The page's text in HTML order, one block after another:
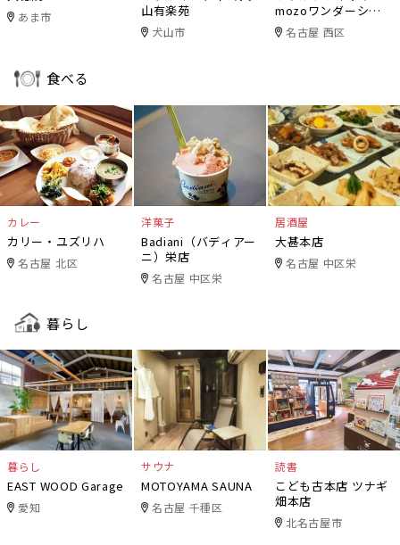
あま市
山有楽苑
犬山市
mozoワンダーシテ
ィ 名古屋 西区
食べる
カレー
カリー・ユズリハ
名古屋 北区
洋菓子
Badiani（バディアー
ニ）栄店
名古屋 中区栄
居酒屋
大甚本店
名古屋 中区栄
暮らし
暮らし
EAST WOOD Garage
愛知
サウナ
MOTOYAMA SAUNA
名古屋 千種区
読書
こども古本店 ツナギ
畑本店
北名古屋市